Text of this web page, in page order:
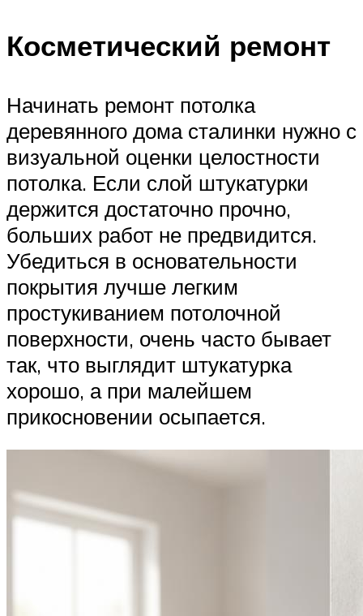
Косметический ремонт
Начинать ремонт потолка
деревянного дома сталинки нужно с
визуальной оценки целостности
потолка. Если слой штукатурки
держится достаточно прочно,
больших работ не предвидится.
Убедиться в основательности
покрытия лучше легким
простукиванием потолочной
поверхности, очень часто бывает
так, что выглядит штукатурка
хорошо, а при малейшем
прикосновении осыпается.